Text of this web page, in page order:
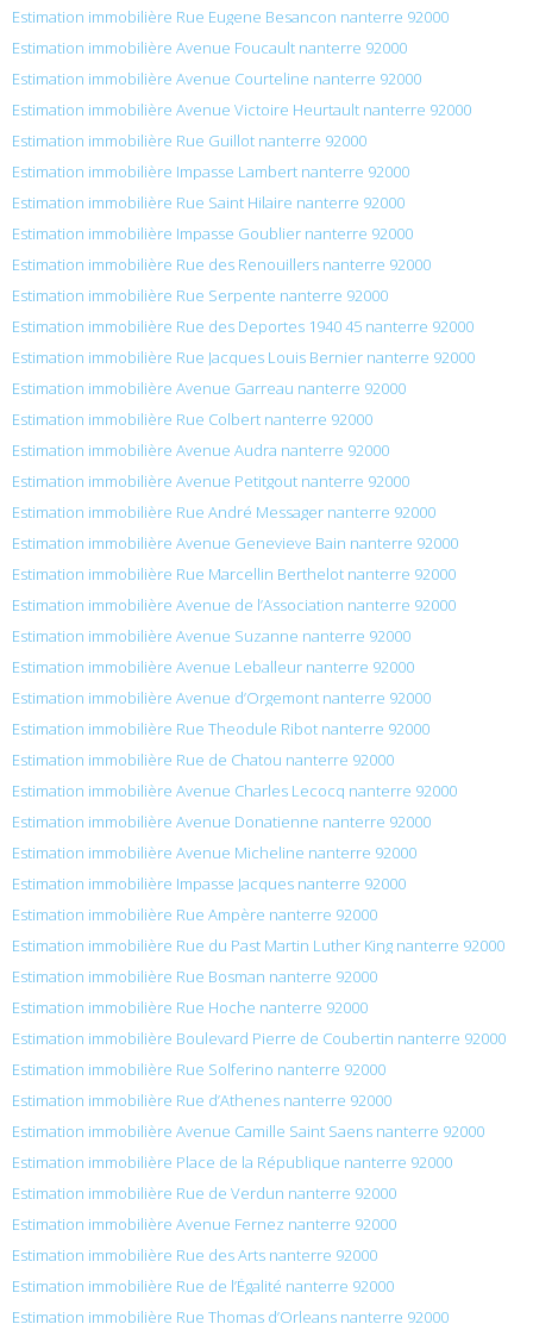
Estimation immobilière Rue Eugene Besancon nanterre 92000
Estimation immobilière Avenue Foucault nanterre 92000
Estimation immobilière Avenue Courteline nanterre 92000
Estimation immobilière Avenue Victoire Heurtault nanterre 92000
Estimation immobilière Rue Guillot nanterre 92000
Estimation immobilière Impasse Lambert nanterre 92000
Estimation immobilière Rue Saint Hilaire nanterre 92000
Estimation immobilière Impasse Goublier nanterre 92000
Estimation immobilière Rue des Renouillers nanterre 92000
Estimation immobilière Rue Serpente nanterre 92000
Estimation immobilière Rue des Deportes 1940 45 nanterre 92000
Estimation immobilière Rue Jacques Louis Bernier nanterre 92000
Estimation immobilière Avenue Garreau nanterre 92000
Estimation immobilière Rue Colbert nanterre 92000
Estimation immobilière Avenue Audra nanterre 92000
Estimation immobilière Avenue Petitgout nanterre 92000
Estimation immobilière Rue André Messager nanterre 92000
Estimation immobilière Avenue Genevieve Bain nanterre 92000
Estimation immobilière Rue Marcellin Berthelot nanterre 92000
Estimation immobilière Avenue de l’Association nanterre 92000
Estimation immobilière Avenue Suzanne nanterre 92000
Estimation immobilière Avenue Leballeur nanterre 92000
Estimation immobilière Avenue d’Orgemont nanterre 92000
Estimation immobilière Rue Theodule Ribot nanterre 92000
Estimation immobilière Rue de Chatou nanterre 92000
Estimation immobilière Avenue Charles Lecocq nanterre 92000
Estimation immobilière Avenue Donatienne nanterre 92000
Estimation immobilière Avenue Micheline nanterre 92000
Estimation immobilière Impasse Jacques nanterre 92000
Estimation immobilière Rue Ampère nanterre 92000
Estimation immobilière Rue du Past Martin Luther King nanterre 92000
Estimation immobilière Rue Bosman nanterre 92000
Estimation immobilière Rue Hoche nanterre 92000
Estimation immobilière Boulevard Pierre de Coubertin nanterre 92000
Estimation immobilière Rue Solferino nanterre 92000
Estimation immobilière Rue d’Athenes nanterre 92000
Estimation immobilière Avenue Camille Saint Saens nanterre 92000
Estimation immobilière Place de la République nanterre 92000
Estimation immobilière Rue de Verdun nanterre 92000
Estimation immobilière Avenue Fernez nanterre 92000
Estimation immobilière Rue des Arts nanterre 92000
Estimation immobilière Rue de l’Égalité nanterre 92000
Estimation immobilière Rue Thomas d’Orleans nanterre 92000